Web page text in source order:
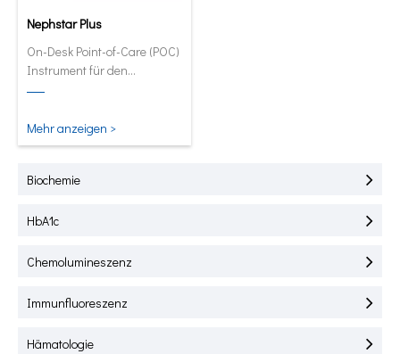
Nephstar Plus
On-Desk Point-of-Care (POC)
Instrument für den
Schnelltest von HbA1C, CRP,
Mehr anzeigen >
Biochemie
HbA1c
Chemolumineszenz
Immunfluoreszenz
Hämatologie